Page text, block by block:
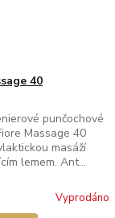
40
punčochové
Massage 40
masáží
lemem. Ant...
Vyprodáno